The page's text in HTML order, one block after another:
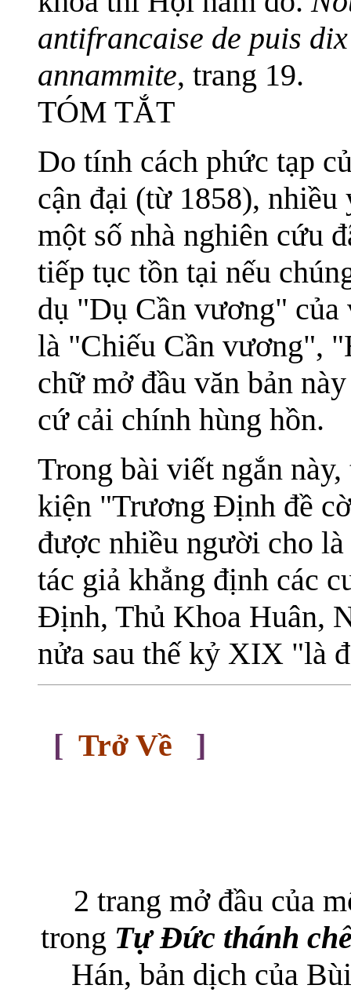
antifrancaise de puis
annammite, trang 19.
TÓM TẮT
Do tính cách phức tạp
cận đại (từ 1858), nhiều
một số nhà nghiên cứu
tiếp tục tồn tại nếu
dụ "Dụ Cần vương"
là "Chiếu Cần vương",
chữ mở đầu văn bản
cứ cải chính hùng hồn.
Trong bài viết ngắn
kiện "Trương Định đề
được nhiều người cho
tác giả khẳng định các
Định, Thủ Khoa Huân,
nửa sau thế kỷ XIX "là
[ Trở Về ]
2 trang mở đầu của
trong Tự Đức thánh
Hán, bản dịch của